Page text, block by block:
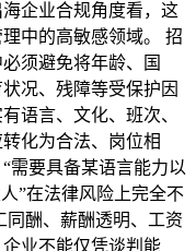
企业合规角度看，这
中的高敏感领域。 招
须避免将年龄、国
况、残障等受保护因
语言、文化、班次、
化为合法、岗位相
需要具备某语言能力以
”在法律风险上完全不
同酬、薪酬透明、工资
业不能仅凭谈判能